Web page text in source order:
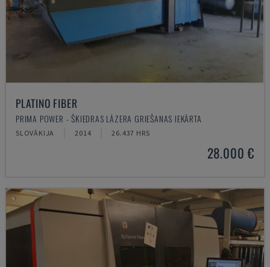
PLATINO FIBER
PRIMA POWER - ŠĶIEDRAS LĀZERA GRIEŠANAS IEKĀRTA
SLOVĀKIJA 2014 26.437 HRS
28.000 €